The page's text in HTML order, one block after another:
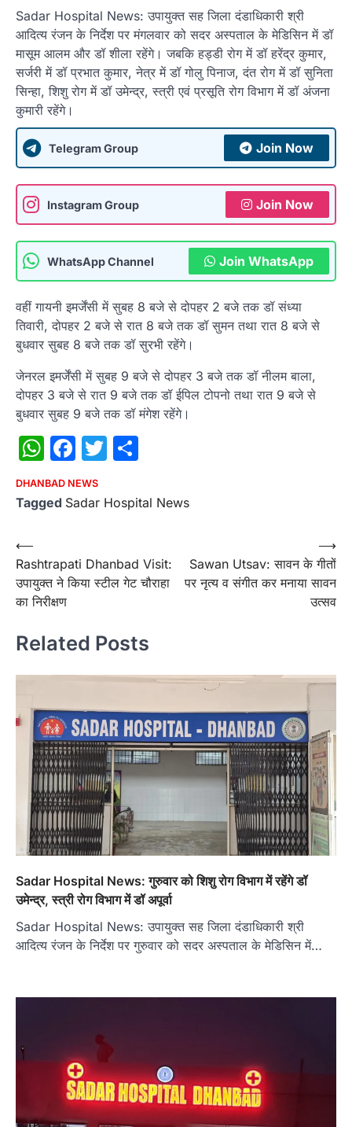
Sadar Hospital News: उपायुक्त सह जिला दंडाधिकारी श्री
आदित्य रंजन के निर्देश पर मंगलवार को सदर अस्पताल के मेडिसिन में डॉ
मासूम आलम और डॉ शीला रहेंगे। जबकि हड्डी रोग में डॉ हरेंद्र कुमार,
सर्जरी में डॉ प्रभात कुमार, नेत्र में डॉ गोलु पिनाज, दंत रोग में डॉ सुनिता
सिन्हा, शिशु रोग में डॉ उमेन्द्र, स्त्री एवं प्रसूति रोग विभाग में डॉ अंजना
कुमारी रहेंगे।
Telegram Group Join Now
Instagram Group Join Now
WhatsApp Channel Join WhatsApp
वहीं गायनी इमर्जेंसी में सुबह 8 बजे से दोपहर 2 बजे तक डॉ संध्या
तिवारी, दोपहर 2 बजे से रात 8 बजे तक डॉ सुमन तथा रात 8 बजे से
बुधवार सुबह 8 बजे तक डॉ सुरभी रहेंगे।
जेनरल इमर्जेंसी में सुबह 9 बजे से दोपहर 3 बजे तक डॉ नीलम बाला,
दोपहर 3 बजे से रात 9 बजे तक डॉ ईपिल टोपनो तथा रात 9 बजे से
बुधवार सुबह 9 बजे तक डॉ मंगेश रहेंगे।
WhatsApp
Facebook
Twitter
DHANBAD NEWS
Tagged Sadar Hospital News
Post
navigation
⟵
Rashtrapati Dhanbad Visit:
उपायुक्त ने किया स्टील गेट चौराहा
का निरीक्षण
Sawan Utsav: सावन के गीतों
पर नृत्य व संगीत कर मनाया सावन
उत्सव
⟶
Related Posts
Sadar Hospital News: गुरुवार को शिशु रोग विभाग में रहेंगे डॉ
उमेन्द्र, स्त्री रोग विभाग में डॉ अपूर्वा
Sadar Hospital News: उपायुक्त सह जिला दंडाधिकारी श्री
आदित्य रंजन के निर्देश पर गुरुवार को सदर अस्पताल के मेडिसिन में…